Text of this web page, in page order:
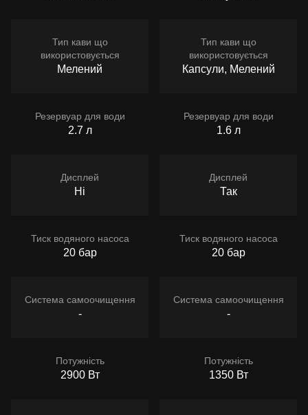
Тип кави що
використовується
Мелений
Резервуар для води
2.7 л
Дисплей
Ні
Тиск водяного насоса
20 бар
Система самоочищення
-
Потужність
2900 Вт
Тип кави що
використовується
Капсули, Мелений
Резервуар для води
1.6 л
Дисплей
Так
Тиск водяного насоса
20 бар
Система самоочищення
-
Потужність
1350 Вт